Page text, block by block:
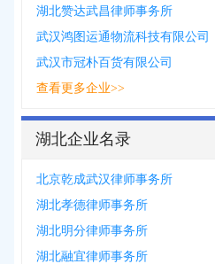
湖北赞达武昌律师事务所
武汉鸿图运通物流科技有限公司
武汉市冠朴百货有限公司
查看更多企业>>
湖北企业名录
北京乾成武汉律师事务所
湖北孝德律师事务所
湖北明分律师事务所
湖北融宜律师事务所